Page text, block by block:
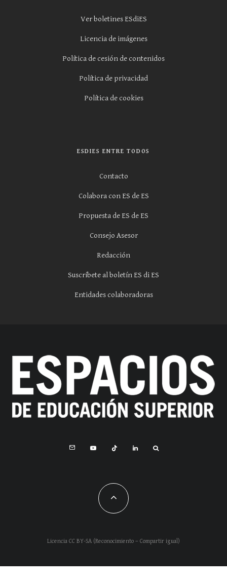
Ver boletines ESdiES
Licencia de imágenes
Política de cesión de contenidos
Política de privacidad
Política de cookies
ESDIES ENTRE TODOS
Contacto
Colabora con ES de ES
Propuesta de ES de ES
Consejo Asesor
Redacción
Suscríbete al boletín ES di ES
Entidades colaboradoras
Licencia CC BY-SA (Reconocimiento – Compartir igual)